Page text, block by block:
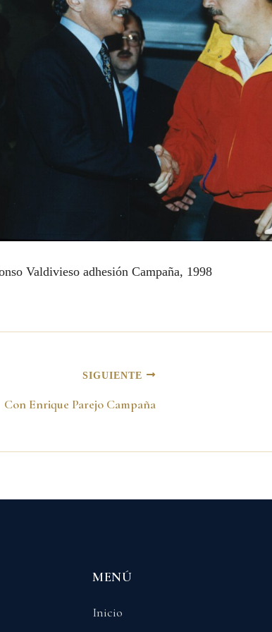
Valdivieso adhesión Campaña, 1998
SIGUIENTE
Con Enrique Parejo Campaña
MENÚ
Inicio